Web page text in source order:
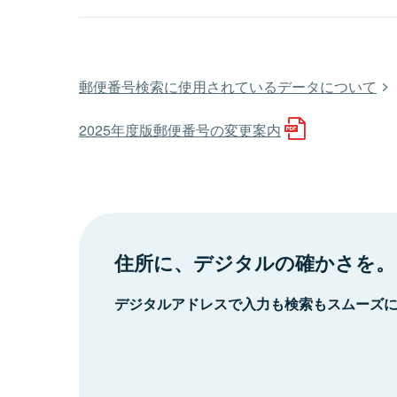
郵便番号検索に使用されているデータについて
2025年度版郵便番号の変更案内
住所に、デジタルの確かさを。
デジタルアドレスで入力も検索もスムーズ